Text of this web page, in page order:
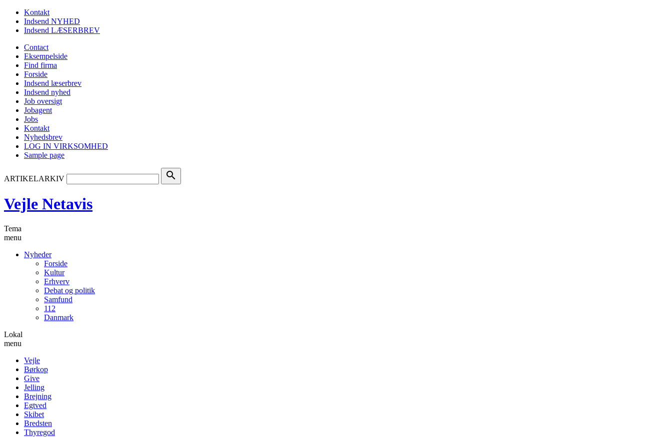
Kontakt
Indsend NYHED
Indsend LÆSERBREV
Contact
Eksempelside
Find firma
Forside
Indsend læserbrev
Indsend nyhed
Job oversigt
Jobagent
Jobs
Kontakt
Nyhedsbrev
LOG IN VIRKSOMHED
Sample page
ARTIKELARKIV search
Vejle Netavis
Tema
menu
Nyheder
Forside
Kultur
Erhverv
Debat og politik
Samfund
112
Danmark
Lokal
menu
Vejle
Børkop
Give
Jelling
Brejning
Egtved
Skibet
Bredsten
Thyregod